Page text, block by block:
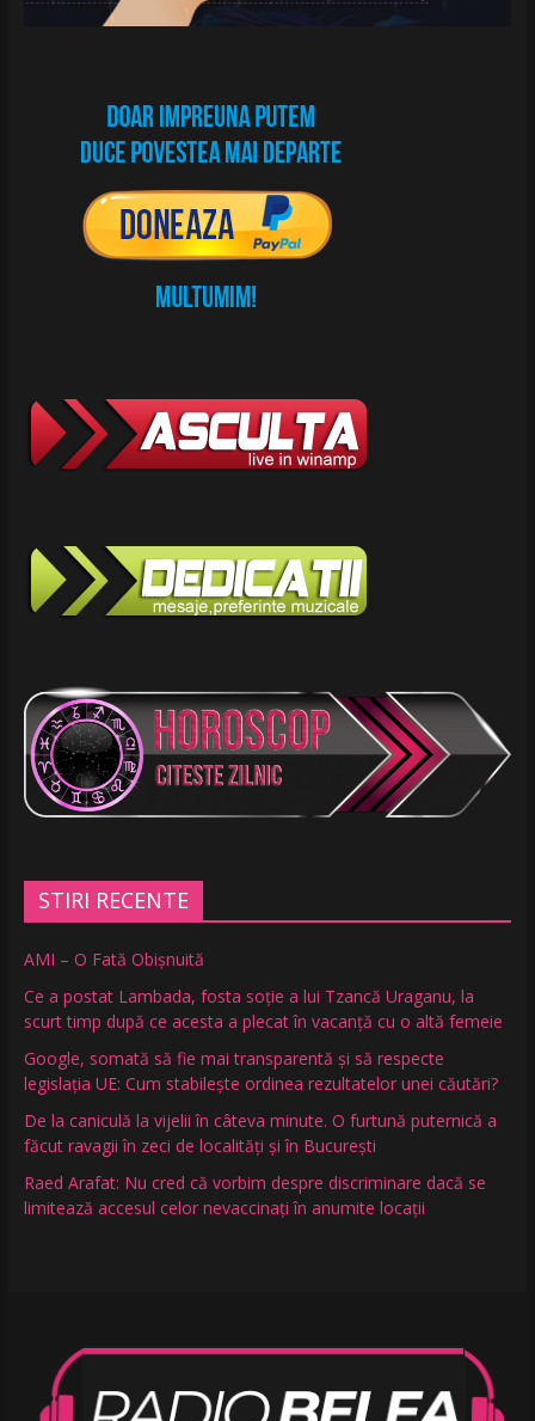
STIRI RECENTE
AMI – O Fată Obişnuită
Ce a postat Lambada, fosta soție a lui Tzancă Uraganu, la
scurt timp după ce acesta a plecat în vacanță cu o altă femeie
Google, somată să fie mai transparentă și să respecte
legislația UE: Cum stabilește ordinea rezultatelor unei căutări?
De la caniculă la vijelii în câteva minute. O furtună puternică a
făcut ravagii în zeci de localități și în București
Raed Arafat: Nu cred că vorbim despre discriminare dacă se
limitează accesul celor nevaccinați în anumite locații